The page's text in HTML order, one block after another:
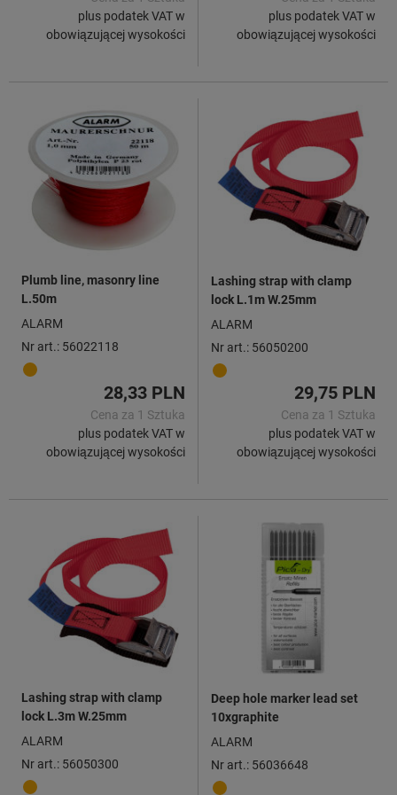
plus podatek VAT w
obowiązującej wysokości
plus podatek VAT w
obowiązującej wysokości
Plumb line, masonry line
L.50m
ALARM
Nr art.: 56022118
28,33 PLN
Cena za 1 Sztuka
plus podatek VAT w
obowiązującej wysokości
Lashing strap with clamp
lock L.1m W.25mm
ALARM
Nr art.: 56050200
29,75 PLN
Cena za 1 Sztuka
plus podatek VAT w
obowiązującej wysokości
Lashing strap with clamp
lock L.3m W.25mm
ALARM
Nr art.: 56050300
Deep hole marker lead set
10xgraphite
ALARM
Nr art.: 56036648